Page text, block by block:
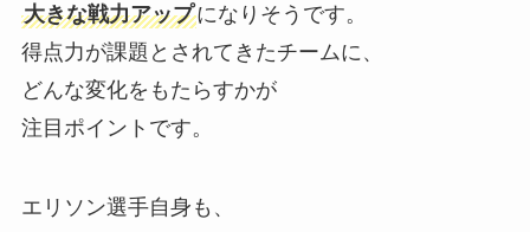
大きな戦力アップになりそうです。
得点力が課題とされてきたチームに、
どんな変化をもたらすかが
注目ポイントです。
エリソン選手自身も、